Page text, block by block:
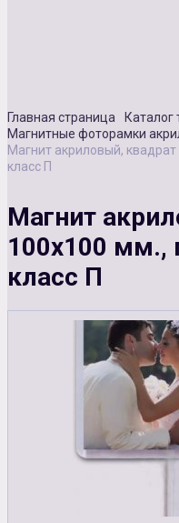
Главная страница Каталог
Магнитные фоторамки
Магнит акриловый,
класс П
Магнит
100х100 мм.,
класс П